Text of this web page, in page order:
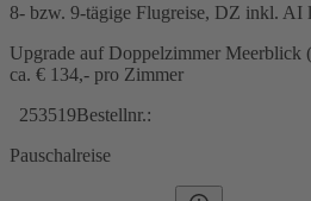
8- bzw. 9-tägige Flugreise, DZ inkl. AI
Upgrade auf Doppelzimmer Meerblick
ca. € 134,- pro Zimmer
253519Bestellnr.:
Pauschalreise